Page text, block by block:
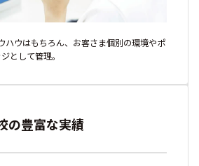
ハウはもちろん、お客さま個別の環境やポ
として管理。
の豊富な実績